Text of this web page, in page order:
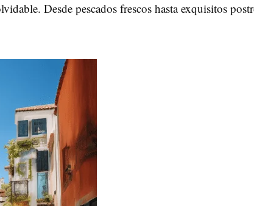
Desde pescados frescos hasta exquisitos